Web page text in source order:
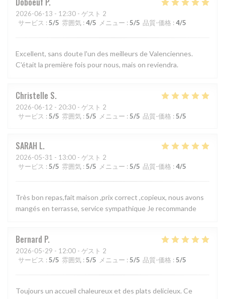
2026-06-13 - 12:30 - ゲスト 2
サービス : 5/5 雰囲気 : 4/5 メニュー : 5/5 品質-価格 : 4/5
Excellent, sans doute l'un des meilleurs de Valenciennes.
C'était la première fois pour nous, mais on reviendra.
Christelle S
2026-06-12 - 20:30 - ゲスト 2
サービス : 5/5 雰囲気 : 5/5 メニュー : 5/5 品質-価格 : 5/5
SARAH L
2026-05-31 - 13:00 - ゲスト 2
サービス : 5/5 雰囲気 : 5/5 メニュー : 5/5 品質-価格 : 4/5
Très bon repas,fait maison ,prix correct ,copieux, nous avons
mangés en terrasse, service sympathique Je recommande
Bernard P
2026-05-29 - 12:00 - ゲスト 2
サービス : 5/5 雰囲気 : 5/5 メニュー : 5/5 品質-価格 : 5/5
Toujours un accueil chaleureux et des plats delicieux. Ce